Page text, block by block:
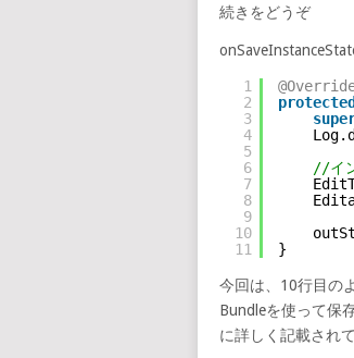
続きをどうぞ
1
2
3
4
5
6
7
8
9
10
11
protected
//イ
}
今回は、10行目の
Bundleを使って保
に詳しく記載され